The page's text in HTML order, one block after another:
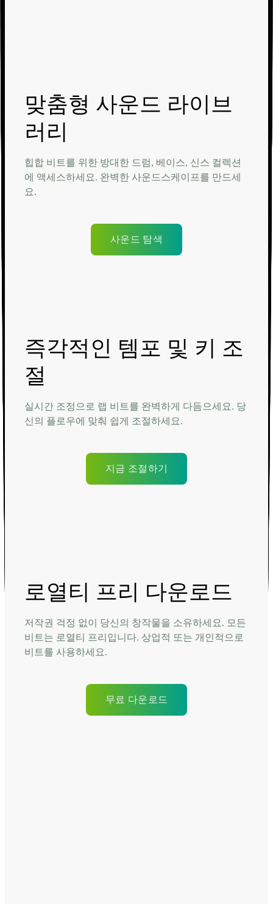
맞춤형 사운드 라이브
러리
힙합 비트를 위한 방대한 드럼, 베이스, 신스 컬렉션
에 액세스하세요. 완벽한 사운드스케이프를 만드세
요.
사운드 탐색
즉각적인 템포 및 키 조
절
실시간 조정으로 랩 비트를 완벽하게 다듬으세요. 당
신의 플로우에 맞춰 쉽게 조절하세요.
지금 조절하기
로열티 프리 다운로드
저작권 걱정 없이 당신의 창작물을 소유하세요. 모든
비트는 로열티 프리입니다. 상업적 또는 개인적으로
비트를 사용하세요.
무료 다운로드